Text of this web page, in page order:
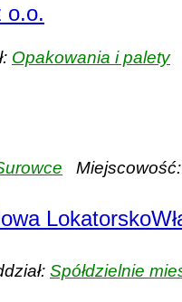
o.o.
Opakowania i palety
Miejscowość:
Spółdzielnie